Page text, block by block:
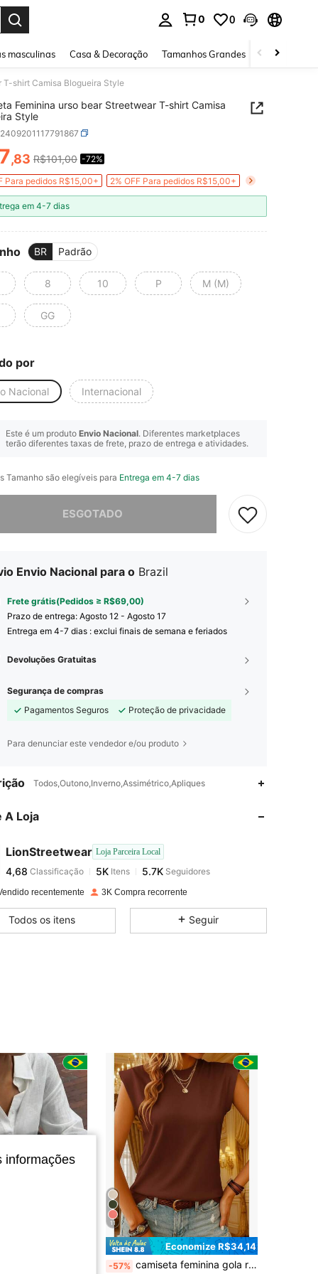
0 0
masculinas Casa & Decoração Tamanhos Grandes Joias e
T-shirt Camisa Blogueira Style
Feminina urso bear Streetwear T-shirt Camisa
Style
AND AVAILABILITY
,83 R$101,00 -72%
Para pedidos R$15,00+ 2% OFF Para pedidos R$15,00+
em 4-7 dias
BR Padrão
8 10 P M (M)
GG
por
Nacional Internacional
Este é um produto Envio Nacional. Diferentes marketplaces
terão diferentes taxas de frete, prazo de entrega e atividades.
Tamanho são elegíveis para Entrega em 4-7 dias
ESGOTADO
Envio Nacional para o Brazil
Frete grátis(Pedidos ≥ R$69,00)
Prazo de entrega: Agosto 12 - Agosto 17
Entrega em 4-7 dias : exclui finais de semana e feriados
Devoluções Gratuitas
Segurança de compras
Pagamentos Seguros
Proteção de privacidade
Para denunciar este vendedor e/ou produto
Todos,Outono,Inverno,Assimétrico,Apliques
A Loja
LionStreetwear Loja Parceira Local
4,68 5.7K
4,68
5KItens 5.7KSeguidores
d***opago 1 dia atrás
4,68 5.7K
4,68 5.7K
4,68 5.7K
recentemente 3K Compra recorrente
Todos os itens Seguir
11
Economize R$34,14
-57% camiseta feminina gola redonda manga estruturada fashion
informações